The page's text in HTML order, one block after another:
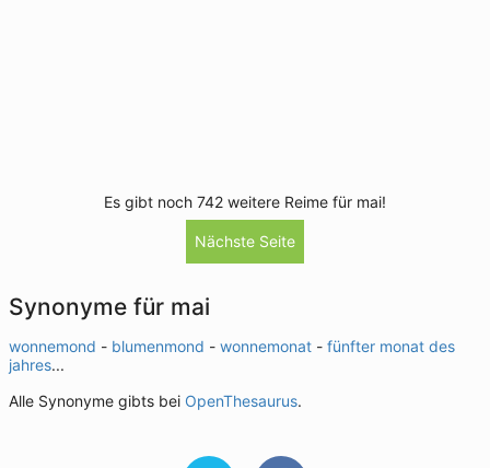
Es gibt noch 742 weitere Reime für mai!
Nächste Seite
Synonyme für mai
wonnemond - blumenmond - wonnemonat - fünfter monat des
jahres...
Alle Synonyme gibts bei OpenThesaurus.